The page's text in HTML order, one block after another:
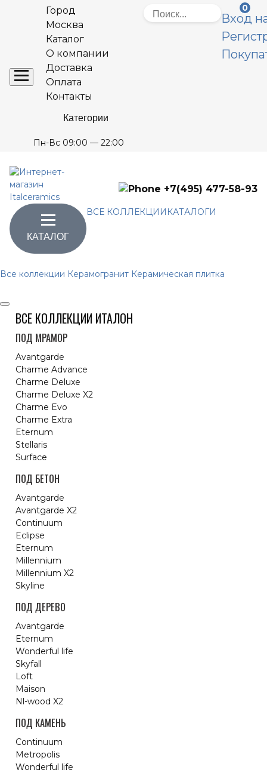
Город
Москва
Каталог
О компании
Доставка
Оплата
Контакты
Категории
Пн-Вс 09:00 — 22:00
Вход
0
КАТАЛОГ
ВСЕ КОЛЛЕКЦИИ КАТАЛОГИ
+7(495) 477-58-93
Все коллекции Керамогранит Керамическая плитка
ВСЕ КОЛЛЕКЦИИ ИТАЛОН
ПОД МРАМОР
Avantgarde
Charme Advance
Charme Deluxe
Charme Deluxe X2
Charme Evo
Charme Extra
Eternum
Stellaris
Surface
ПОД БЕТОН
Avantgarde
Avantgarde X2
Continuum
Eclipse
Eternum
Millennium
Millennium X2
Skyline
ПОД ДЕРЕВО
Avantgarde
Eternum
Wonderful life
Skyfall
Loft
Maison
Nl-wood X2
ПОД КАМЕНЬ
Continuum
Metropolis
Wonderful life